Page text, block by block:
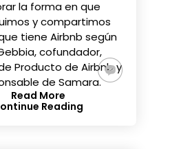
la forma en que
y compartimos
tiene Airbnb según
cofundador,
Producto de Airbnb y
de Samara.
Read More
Reading